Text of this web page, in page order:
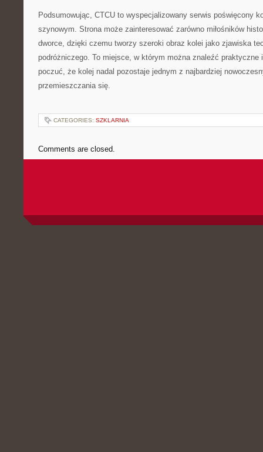
Podsumowując, CTCU to wyspecjalizowany serwis poświęcony
szynowym. Strona może zainteresować zarówno miłośników
dworce, dzięki czemu tworzy szeroki obraz kolei jako zjawiska
podróżniczego. To miejsce, w którym można znaleźć praktyczne
poczuć, że kolej nadal pozostaje jednym z najbardziej
przemieszczania się.
CATEGORIES: SZKLARNIA
Comments are closed.